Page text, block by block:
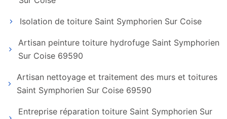
Isolation de toiture Saint Symphorien Sur Coise
Artisan peinture toiture hydrofuge Saint Symphorien
Sur Coise 69590
Artisan nettoyage et traitement des murs et toitures
Saint Symphorien Sur Coise 69590
Entreprise réparation toiture Saint Symphorien Sur